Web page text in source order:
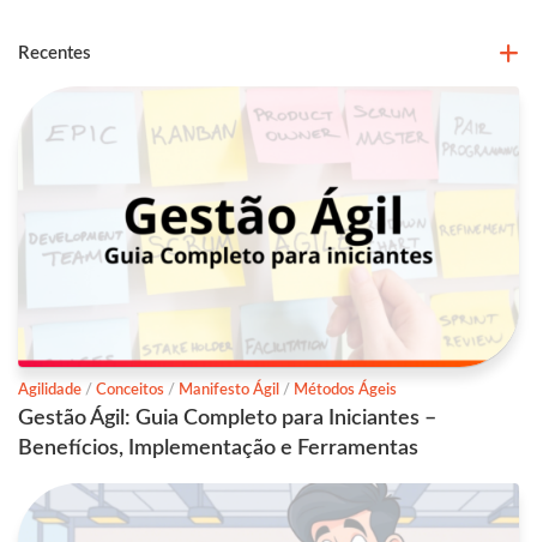
Recentes
Agilidade / Conceitos / Manifesto Ágil / Métodos Ágeis
Gestão Ágil: Guia Completo para Iniciantes –
Benefícios, Implementação e Ferramentas